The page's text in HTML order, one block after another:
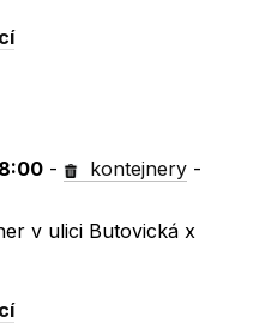
- kontejnery -
v ulici Butovická x